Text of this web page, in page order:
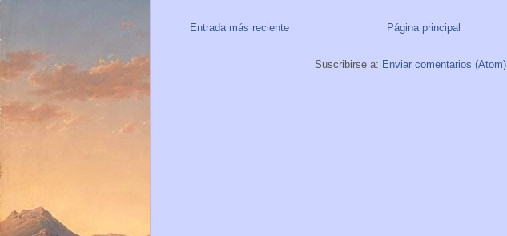
Entrada más reciente Página principal
Suscribirse a: Enviar comentarios (Atom)